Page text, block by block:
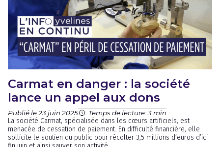
Carmat en danger : la société
lance un appel aux dons
Publié le 23 juin 2025 Temps de lecture: 3 min
La société Carmat, spécialisée dans les cœurs artificiels, est
menacée de cessation de paiement. En difficulté financière, elle
sollicite le soutien du public pour récolter 3,5 millions d’euros d’ici